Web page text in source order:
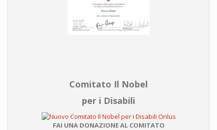
Comitato Il Nobel
per i Disabili
FAI UNA DONAZIONE AL COMITATO